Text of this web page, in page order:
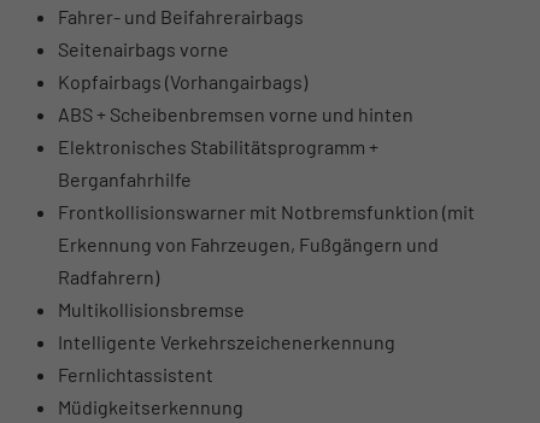
Fahrer- und Beifahrerairbags
Seitenairbags vorne
Kopfairbags (Vorhangairbags)
ABS + Scheibenbremsen vorne und hinten
Elektronisches Stabilitätsprogramm +
Berganfahrhilfe
Frontkollisionswarner mit Notbremsfunktion (mit
Erkennung von Fahrzeugen, Fußgängern und
Radfahrern)
Multikollisionsbremse
Intelligente Verkehrszeichenerkennung
Fernlichtassistent
Müdigkeitserkennung